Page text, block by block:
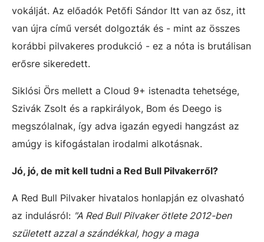
vokálját. Az előadók Petőfi Sándor Itt van az ősz, itt
van újra című versét dolgozták és - mint az összes
korábbi pilvakeres produkció - ez a nóta is brutálisan
erősre sikeredett.
Siklósi Örs mellett a Cloud 9+ istenadta tehetsége,
Szivák Zsolt és a rapkirályok, Bom és Deego is
megszólalnak, így adva igazán egyedi hangzást az
amúgy is kifogástalan irodalmi alkotásnak.
Jó, jó, de mit kell tudni a Red Bull Pilvakerről?
A Red Bull Pilvaker hivatalos honlapján ez olvasható
az indulásról: "A Red Bull Pilvaker ötlete 2012-ben
született azzal a szándékkal, hogy a maga